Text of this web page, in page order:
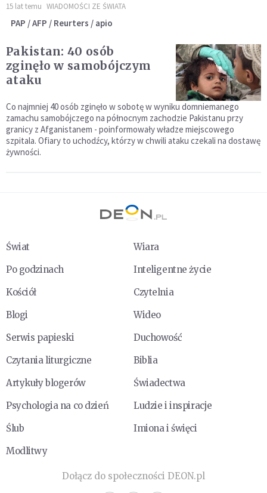
15 lat temu WIADOMOŚCI ZE ŚWIATA
PAP / AFP / Reurters / apio
Pakistan: 40 osób
zginęło w samobójczym
ataku
Co najmniej 40 osób zginęło w sobotę w wyniku domniemanego
zamachu samobójczego na północnym zachodzie Pakistanu przy
granicy z Afganistanem - poinformowały władze miejscowego
szpitala. Ofiary to uchodźcy, którzy w chwili ataku czekali na dostawę
żywności.
Świat
Wiara
Po godzinach
Inteligentne życie
Kościół
Czytelnia
Blogi
Wideo
Serwis papieski
Duchowość
Czytania liturgiczne
Biblia
Artykuły blogerów
Świadectwa
Psychologia na co dzień
Ludzie i inspiracje
Ślub
Imiona i święci
Modlitwy
Dołącz do społeczności DEON.pl